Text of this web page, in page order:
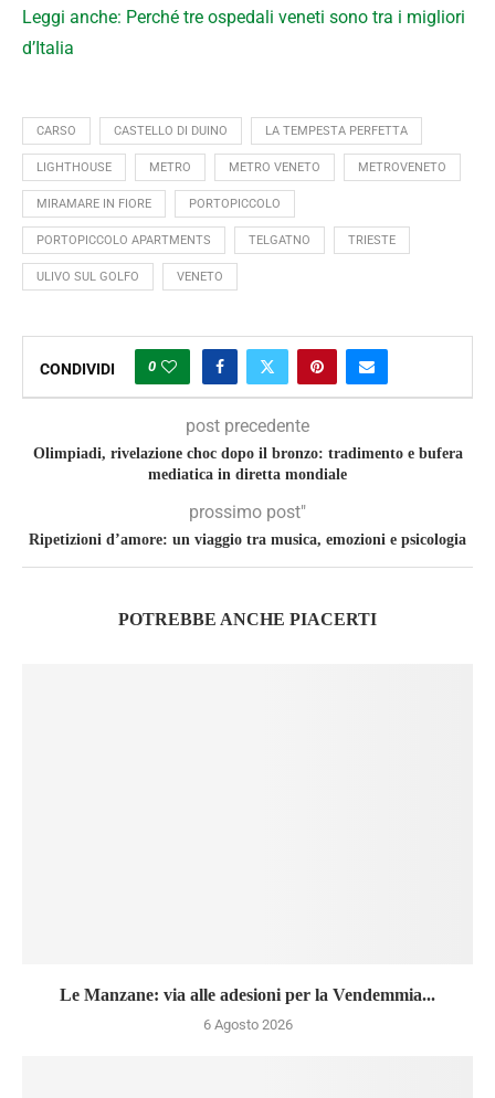
Leggi anche: Perché tre ospedali veneti sono tra i migliori
d’Italia
CARSO CASTELLO DI DUINO LA TEMPESTA PERFETTA
LIGHTHOUSE METRO METRO VENETO METROVENETO
MIRAMARE IN FIORE PORTOPICCOLO
PORTOPICCOLO APARTMENTS TELGATNO TRIESTE
ULIVO SUL GOLFO VENETO
CONDIVIDI 0
post precedente
Olimpiadi, rivelazione choc dopo il bronzo: tradimento e bufera
mediatica in diretta mondiale
prossimo post"
Ripetizioni d’amore: un viaggio tra musica, emozioni e psicologia
POTREBBE ANCHE PIACERTI
Le Manzane: via alle adesioni per la Vendemmia...
6 Agosto 2026